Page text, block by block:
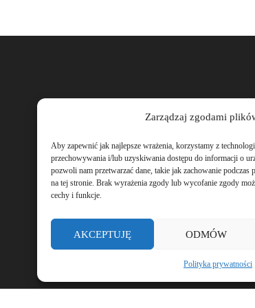
Zarządzaj zgodami
Aby zapewnić jak najlepsze wrażenia, korzystamy z
przechowywania i/lub uzyskiwania dostępu do informacji o
pozwoli nam przetwarzać dane, takie jak zachowanie
na tej stronie. Brak wyrażenia zgody lub wycofanie zgody
cechy i funkcje.
AKCEPTUJĘ ODMÓW
Polityka prywatności